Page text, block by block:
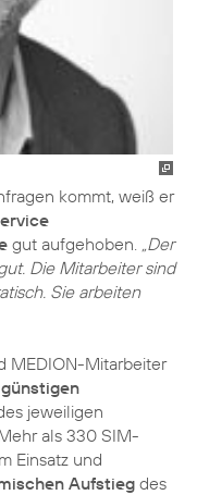
kommt, weiß er
gut aufgehoben. „Der
Die Mitarbeiter sind
Sie arbeiten
MEDION-Mitarbeiter
günstigen
jeweiligen
als 330 SIM-
Einsatz und
Aufstieg des